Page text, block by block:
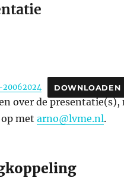
20062024 DOWNLOADEN
over de presentatie(s),
op metarno@lvme.nl.